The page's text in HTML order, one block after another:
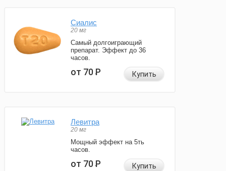
Сиалис
20 мг
Самый долгоиграющий
препарат. Эффект до 36
часов.
от 70Р Купить
Левитра
20 мг
Мощный эффект на 5ть
часов.
от 70Р Купить